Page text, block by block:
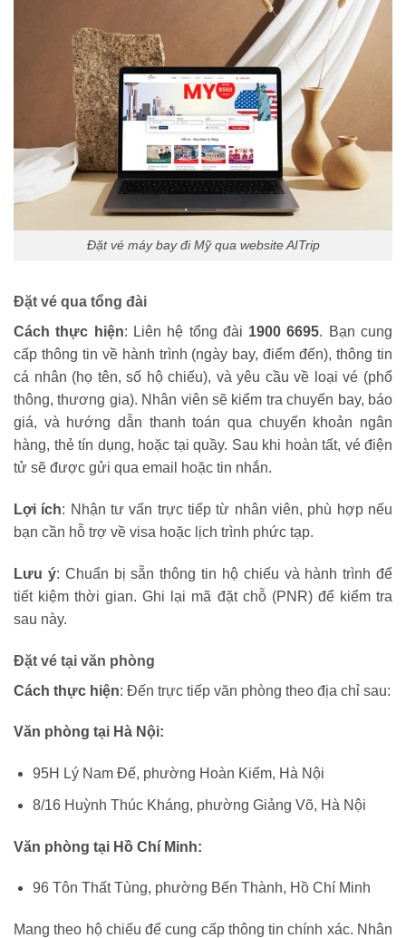
Đặt vé máy bay đi Mỹ qua website AITrip
Đặt vé qua tổng đài
Cách thực hiện: Liên hệ tổng đài 1900 6695. Bạn cung
cấp thông tin về hành trình (ngày bay, điểm đến), thông tin
cá nhân (họ tên, số hộ chiếu), và yêu cầu về loại vé (phổ
thông, thương gia). Nhân viên sẽ kiểm tra chuyến bay, báo
giá, và hướng dẫn thanh toán qua chuyển khoản ngân
hàng, thẻ tín dụng, hoặc tại quầy. Sau khi hoàn tất, vé điện
tử sẽ được gửi qua email hoặc tin nhắn.
Lợi ích: Nhận tư vấn trực tiếp từ nhân viên, phù hợp nếu
bạn cần hỗ trợ về visa hoặc lịch trình phức tạp.
Lưu ý: Chuẩn bị sẵn thông tin hộ chiếu và hành trình để
tiết kiệm thời gian. Ghi lại mã đặt chỗ (PNR) để kiểm tra
sau này.
Đặt vé tại văn phòng
Cách thực hiện: Đến trực tiếp văn phòng theo địa chỉ sau:
Văn phòng tại Hà Nội:
95H Lý Nam Đế, phường Hoàn Kiếm, Hà Nội
8/16 Huỳnh Thúc Kháng, phường Giảng Võ, Hà Nội
Văn phòng tại Hồ Chí Minh:
96 Tôn Thất Tùng, phường Bến Thành, Hồ Chí Minh
Mang theo hộ chiếu để cung cấp thông tin chính xác. Nhân